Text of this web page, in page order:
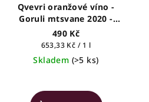
Qvevri oranžové víno -
Goruli mtsvane 2020 -
Tevza - gruzínské víno,
0,75l
490 Kč
Měrná
cena:
653,33 Kč / 1 l
Skladem (>5 ks)
hodnocení